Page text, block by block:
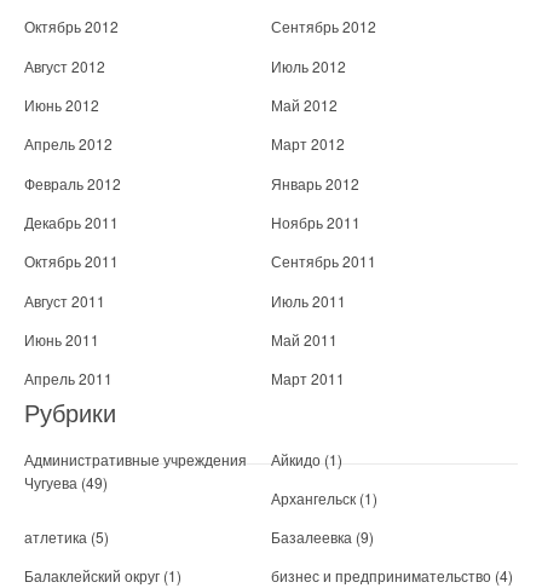
Октябрь 2012
Сентябрь 2012
Август 2012
Июль 2012
Июнь 2012
Май 2012
Апрель 2012
Март 2012
Февраль 2012
Январь 2012
Декабрь 2011
Ноябрь 2011
Октябрь 2011
Сентябрь 2011
Август 2011
Июль 2011
Июнь 2011
Май 2011
Апрель 2011
Март 2011
Рубрики
Административные учреждения
Чугуева (49)
Айкидо (1)
Архангельск (1)
атлетика (5) Базалеевка (9)
Балаклейский округ (1) бизнес и предпринимательство (4)